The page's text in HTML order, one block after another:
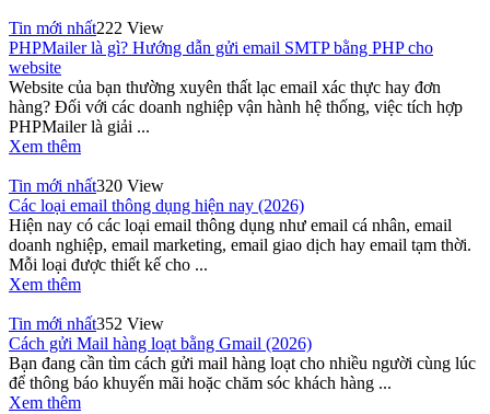
Tin mới nhất222 View
PHPMailer là gì? Hướng dẫn gửi email SMTP bằng PHP cho
website
Website của bạn thường xuyên thất lạc email xác thực hay đơn
hàng? Đối với các doanh nghiệp vận hành hệ thống, việc tích hợp
PHPMailer là giải ...
Xem thêm
Tin mới nhất320 View
Các loại email thông dụng hiện nay (2026)
Hiện nay có các loại email thông dụng như email cá nhân, email
doanh nghiệp, email marketing, email giao dịch hay email tạm thời.
Mỗi loại được thiết kế cho ...
Xem thêm
Tin mới nhất352 View
Cách gửi Mail hàng loạt bằng Gmail (2026)
Bạn đang cần tìm cách gửi mail hàng loạt cho nhiều người cùng lúc
để thông báo khuyến mãi hoặc chăm sóc khách hàng ...
Xem thêm